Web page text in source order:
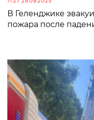
В Геленджике
пожара после